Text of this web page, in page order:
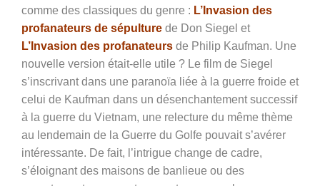
comme des classiques du genre : L’Invasion des
profanateurs de sépulture de Don Siegel et
L’Invasion des profanateurs de Philip Kaufman. Une
nouvelle version était-elle utile ? Le film de Siegel
s’inscrivant dans une paranoïa liée à la guerre froide et
celui de Kaufman dans un désenchantement successif
à la guerre du Vietnam, une relecture du même thème
au lendemain de la Guerre du Golfe pouvait s’avérer
intéressante. De fait, l’intrigue change de cadre,
s’éloignant des maisons de banlieue ou des